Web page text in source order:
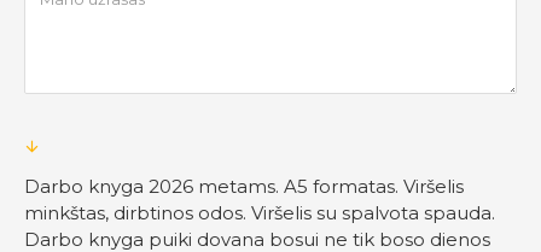
Darbo knyga 2026 metams. A5 formatas. Viršelis
minkštas, dirbtinos odos. Viršelis su spalvota spauda.
Darbo knyga puiki dovana bosui ne tik boso dienos